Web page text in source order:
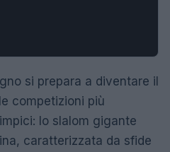
si prepara a diventare il
competizioni più
lo slalom gigante
caratterizzata da sfide